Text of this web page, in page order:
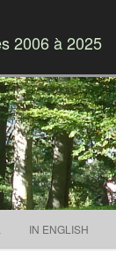
2006 à 2025
IN ENGLISH